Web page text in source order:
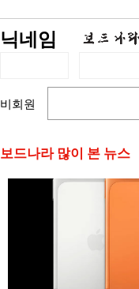
닉네임
비회원
보드나라 많이 본 뉴스